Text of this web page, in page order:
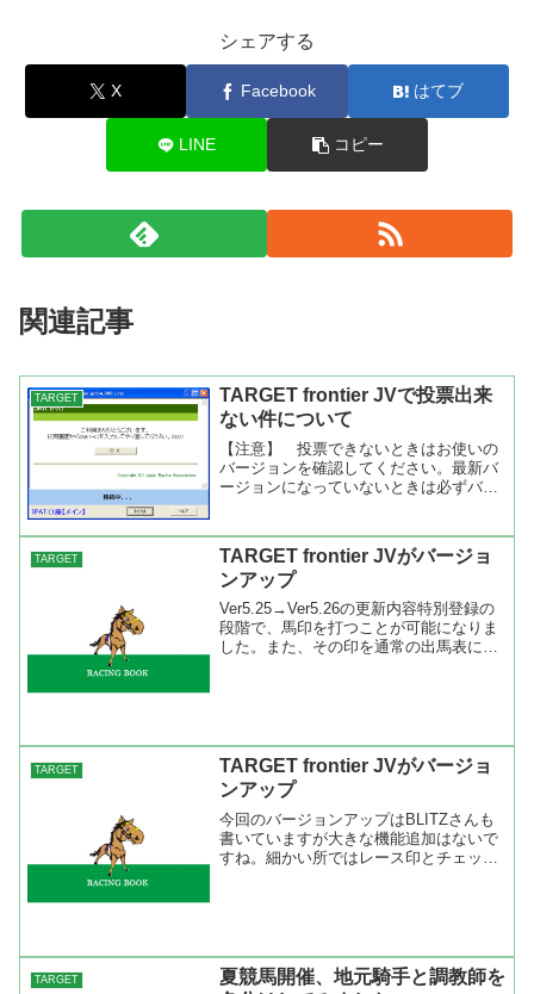
シェアする
X Facebook はてブ
LINE コピー
関連記事
TARGET
TARGET frontier JVで投票出来
ない件について
【注意】 投票できないときはお使いの
バージョンを確認してください。最新バ
ージョンになっていないときは必ずバー
きます。 TARGET frontier J...
TARGET
TARGET frontier JVがバージョ
ンアップ
Ver5.25→Ver5.26の更新内容特別登録の
段階で、馬印を打つことが可能になりま
した。また、その印を通常の出馬表に読
TARGET
TARGET frontier JVがバージョ
ンアップ
今回のバージョンアップはBLITZさんも
書いていますが大きな機能追加はないで
すね。細かい所ではレース印とチェック
TARGET
夏競馬開催、地元騎手と調教師を